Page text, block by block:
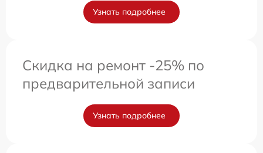
Узнать подробнее
Скидка на ремонт -25% по
предварительной записи
Узнать подробнее